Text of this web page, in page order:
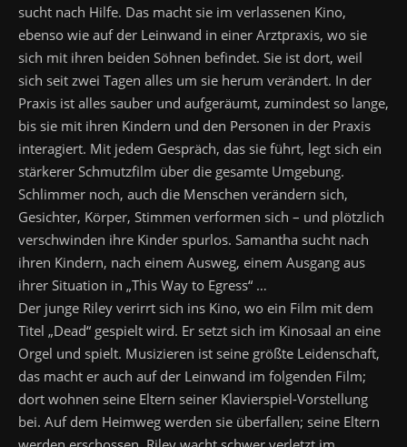
sucht nach Hilfe. Das macht sie im verlassenen Kino,
ebenso wie auf der Leinwand in einer Arztpraxis, wo sie
sich mit ihren beiden Söhnen befindet. Sie ist dort, weil
sich seit zwei Tagen alles um sie herum verändert. In der
Praxis ist alles sauber und aufgeräumt, zumindest so lange,
bis sie mit ihren Kindern und den Personen in der Praxis
interagiert. Mit jedem Gespräch, das sie führt, legt sich ein
stärkerer Schmutzfilm über die gesamte Umgebung.
Schlimmer noch, auch die Menschen verändern sich,
Gesichter, Körper, Stimmen verformen sich – und plötzlich
verschwinden ihre Kinder spurlos. Samantha sucht nach
ihren Kindern, nach einem Ausweg, einem Ausgang aus
ihrer Situation in „This Way to Egress“ …
Der junge Riley verirrt sich ins Kino, wo ein Film mit dem
Titel „Dead“ gespielt wird. Er setzt sich im Kinosaal an eine
Orgel und spielt. Musizieren ist seine größte Leidenschaft,
das macht er auch auf der Leinwand im folgenden Film;
dort wohnen seine Eltern seiner Klavierspiel-Vorstellung
bei. Auf dem Heimweg werden sie überfallen; seine Eltern